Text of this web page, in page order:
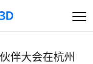
伴大会在杭州